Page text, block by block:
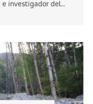
e investigador del...